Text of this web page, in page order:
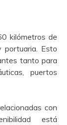
kilómetros de
Esto
tanto para
puertos
con
está